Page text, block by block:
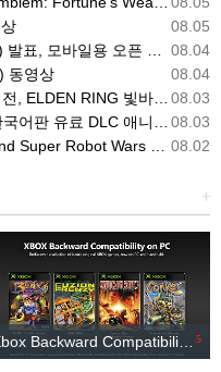
08.05
08.04
월드 멀티플레이 생존 크래프트
08.04
동영상
08.03
에디션 패키지 예약 판매, 8월 5일 시작
08.03
버서리 확장팩, 8월 5일 판매 시작
08.02
World Chapter) Remastered 제작 결정
+
5
Backward Compatibility on PC 발표